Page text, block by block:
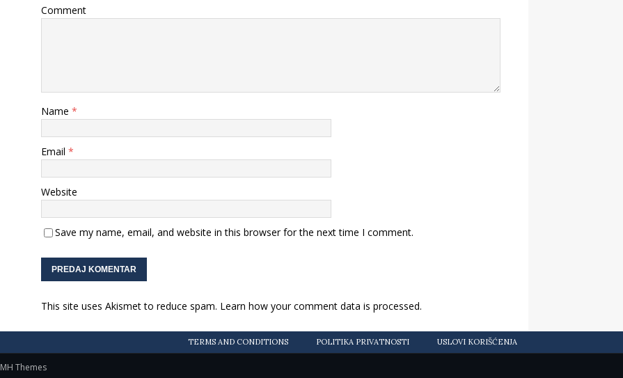
Comment
Name *
Email *
Website
Save my name, email, and website in this browser for the next time I comment.
This site uses Akismet to reduce spam. Learn how your comment data is processed.
TERMS AND CONDITIONS POLITIKA PRIVATNOSTI USLOVI KORIŠĆENJA
MH Themes